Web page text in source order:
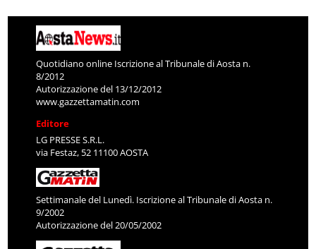
Quotidiano online Iscrizione al Tribunale di Aosta n.
8/2012
Autorizzazione del 13/12/2012
www.gazzettamatin.com
Editore
LG PRESSE S.R.L.
via Festaz, 52 11100 AOSTA
Settimanale del Lunedì. Iscrizione al Tribunale di Aosta n.
9/2002
Autorizzazione del 20/05/2002